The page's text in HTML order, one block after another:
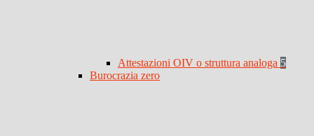
Attestazioni OIV o struttura analoga 5
Burocrazia zero